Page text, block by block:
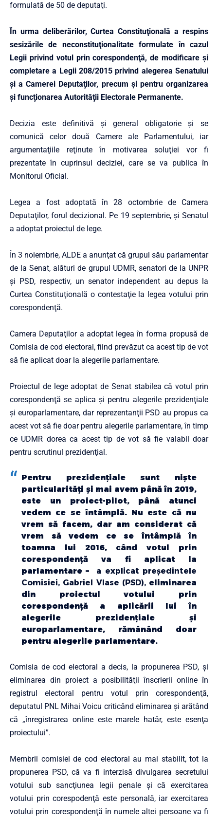
formulată de 50 de deputaţi.
În urma deliberărilor, Curtea Constituţională a respins
sesizările de neconstituţionalitate formulate în cazul
Legii privind votul prin corespondenţă, de modificare şi
completare a Legii 208/2015 privind alegerea Senatului
şi a Camerei Deputaţilor, precum şi pentru organizarea
şi funcţionarea Autorităţii Electorale Permanente.
Decizia este definitivă şi general obligatorie şi se
comunică celor două Camere ale Parlamentului, iar
argumentaţiile reţinute în motivarea soluţiei vor fi
prezentate în cuprinsul deciziei, care se va publica în
Monitorul Oficial.
Legea a fost adoptată în 28 octombrie de Camera
Deputaţilor, forul decizional. Pe 19 septembrie, şi Senatul
a adoptat proiectul de lege.
În 3 noiembrie, ALDE a anunţat că grupul său parlamentar
de la Senat, alături de grupul UDMR, senatori de la UNPR
şi PSD, respectiv, un senator independent au depus la
Curtea Constituţională o contestaţie la legea votului prin
corespondenţă.
Camera Deputaţilor a adoptat legea în forma propusă de
Comisia de cod electoral, fiind prevăzut ca acest tip de vot
să fie aplicat doar la alegerile parlamentare.
Proiectul de lege adoptat de Senat stabilea că votul prin
corespondenţă se aplica şi pentru alegerile prezidenţiale
şi europarlamentare, dar reprezentanţii PSD au propus ca
acest vot să fie doar pentru alegerile parlamentare, în timp
ce UDMR dorea ca acest tip de vot să fie valabil doar
pentru scrutinul prezidenţial.
Pentru prezidenţiale sunt nişte
particularităţi şi mai avem până în 2019,
este un proiect-pilot, până atunci
vedem ce se întâmplă. Nu este că nu
vrem să facem, dar am considerat că
vrem să vedem ce se întâmplă în
toamna lui 2016, când votul prin
corespondenţă va fi aplicat la
parlamentare –
a explicat preşedintele
Comisiei, Gabriel Vlase (PSD),eliminarea
din proiectul votului prin
corespondenţă a aplicării lui în
alegerile prezidenţiale şi
europarlamentare, rămânând doar
pentru alegerile parlamentare.
Comisia de cod electoral a decis, la propunerea PSD, şi
eliminarea din proiect a posibilităţii înscrierii online în
registrul electoral pentru votul prin corespondenţă,
deputatul PNL Mihai Voicu criticând eliminarea şi arătând
că „înregistrarea online este marele hatâr, este esenţa
proiectului”.
Membrii comisiei de cod electoral au mai stabilit, tot la
propunerea PSD, că va fi interzisă divulgarea secretului
votului sub sancţiunea legii penale şi că exercitarea
votului prin corespodenţă este personală, iar exercitarea
votului prin corespondenţă în numele altei persoane va fi